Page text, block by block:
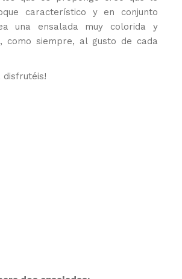
característico y en conjunto
una ensalada muy colorida y
como siempre, al gusto de cada
disfrutéis!